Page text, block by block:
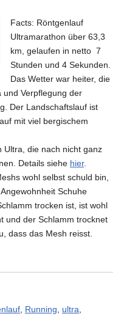
Facts: Röntgenlauf
Ultramarathon über 63,3
km, gelaufen in netto 7
Stunden und 4 Sekunden.
Das Wetter war heiter, die
und Verpflegung der
Der Landschaftslauf ist
mit viel bergischem
Ultra, die nach nicht ganz
Details siehe hier.
wohl selbst schuld bin,
Schuhe
trocken ist, ist wohl
und der Schlamm trocknet
dass das Mesh reisst.
, Running ultra